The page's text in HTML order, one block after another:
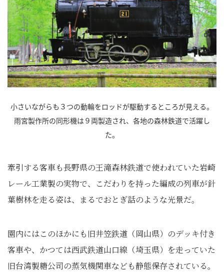
小さいながらも３つの動輪をロッドが駆動するところが見える。
雨宮製作所の同形機は９両製造され、各地の森林鉄道で活躍し
た。
牽引する客車も長野県の王滝森林鉄道で使われていた岩崎
レール工業製の実物で、こだわりを持った編成の列車が針
葉樹林を走る姿は、まるでおとぎ話のような光景だ。
園内にはこのほかにも旧井笠鉄道（岡山県）のデッキ付き
客車や、かつては西武鉄道山口線（埼玉県）を走っていた
旧台湾製糖公司の蒸気機関車なども静態保存されている。